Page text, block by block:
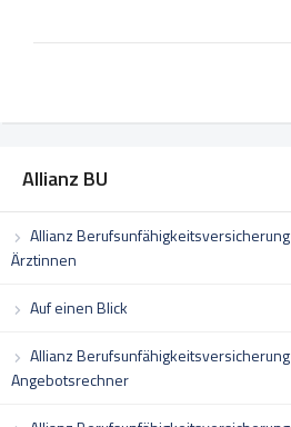
Allianz BU
Allianz Berufsunfähigkeitsversicherung
Ärztinnen
Auf einen Blick
Allianz Berufsunfähigkeitsversicherung
Angebotsrechner